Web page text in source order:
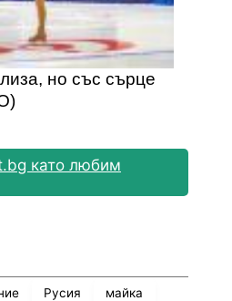
но със сърце
като любим
Русия майка